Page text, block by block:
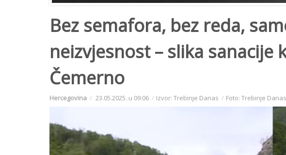
Bez semafora, bez reda,
neizvjesnost – slika sanacije
Čemerno
Hercegovina 23.05.2025. u 09:06 Izvor: Trebinje Danas Foto: Trebinje